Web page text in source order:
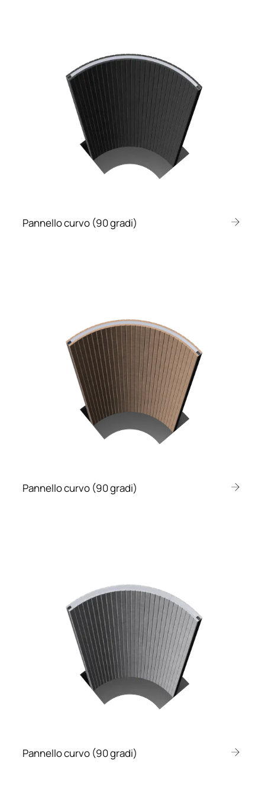
Pannello curvo (90 gradi)
Pannello curvo (90 gradi)
Pannello curvo (90 gradi)